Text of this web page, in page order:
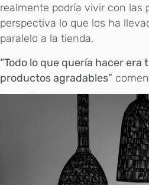
realmente podría vivir con las
perspectiva lo que los ha
paralelo a la tienda.
“Todo lo que quería hacer
productos agradables”